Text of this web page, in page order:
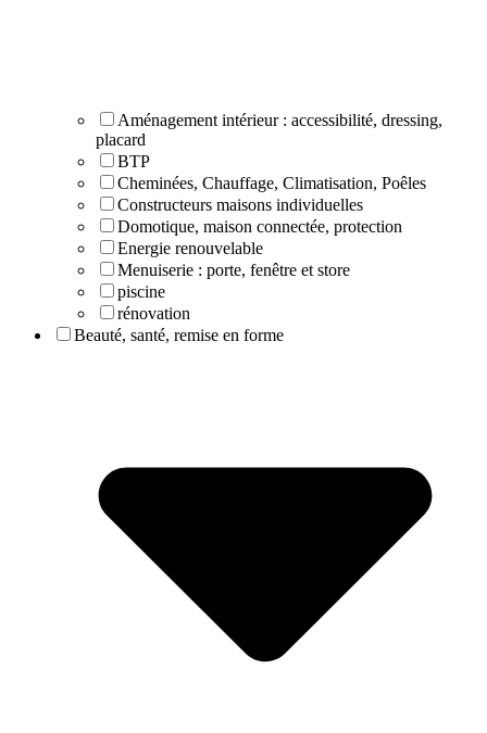
Aménagement intérieur : accessibilité, dressing,
placard
BTP
Cheminées, Chauffage, Climatisation, Poêles
Constructeurs maisons individuelles
Domotique, maison connectée, protection
Energie renouvelable
Menuiserie : porte, fenêtre et store
piscine
rénovation
Beauté, santé, remise en forme